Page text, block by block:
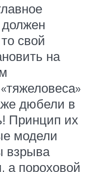
свой
на
дюбели в
Принцип их
модели
взрыва
а пороховой